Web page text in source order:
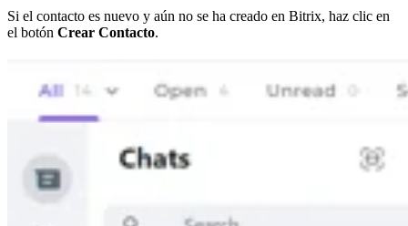
Si el contacto es nuevo y aún no se ha creado en Bitrix, haz clic en
el botón Crear Contacto.